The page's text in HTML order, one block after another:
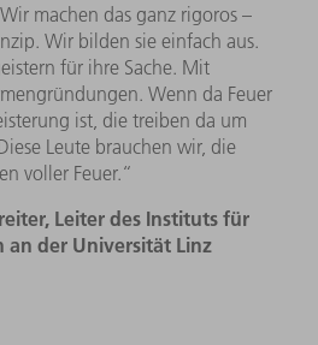
machen das ganz rigoros –
Wir bilden sie einfach aus.
für ihre Sache. Mit
Wenn da Feuer
ist, die treiben da um
Leute brauchen wir, die
voller Feuer.“
Leiter des Instituts für
an der Universität Linz